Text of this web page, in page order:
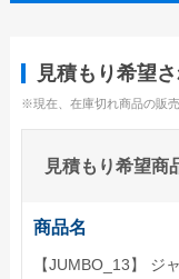
蓄光うちわ（XS
UVうちわ（Mサ
見積もり希望
※現在、在庫切れ商品の販
見積もり希望商
商品名
【JUMBO_13】 ジ